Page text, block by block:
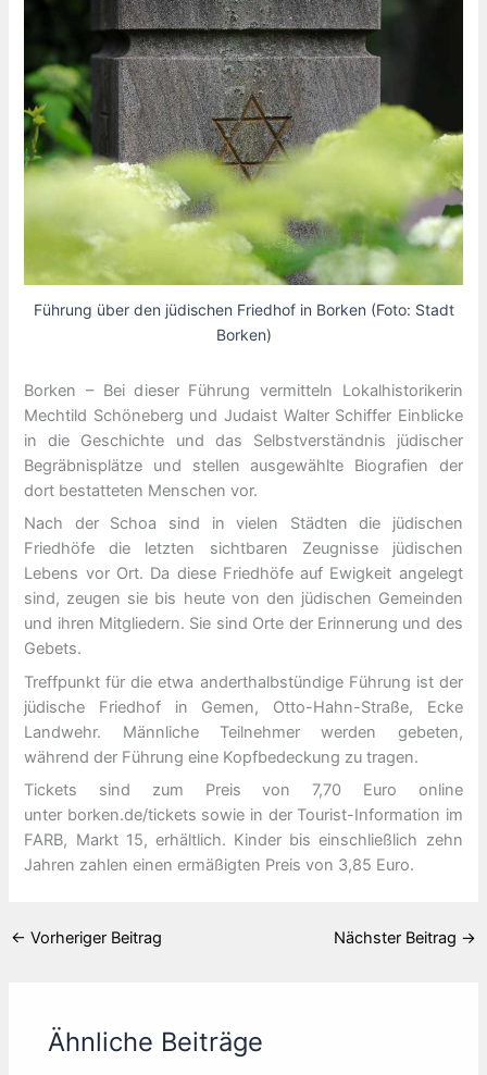
Führung über den jüdischen Friedhof in Borken (Foto: Stadt
Borken)
Borken – Bei dieser Führung vermitteln Lokalhistorikerin
Mechtild Schöneberg und Judaist Walter Schiffer Einblicke
in die Geschichte und das Selbstverständnis jüdischer
Begräbnisplätze und stellen ausgewählte Biografien der
dort bestatteten Menschen vor.
Nach der Schoa sind in vielen Städten die jüdischen
Friedhöfe die letzten sichtbaren Zeugnisse jüdischen
Lebens vor Ort. Da diese Friedhöfe auf Ewigkeit angelegt
sind, zeugen sie bis heute von den jüdischen Gemeinden
und ihren Mitgliedern. Sie sind Orte der Erinnerung und des
Gebets.
Treffpunkt für die etwa anderthalbstündige Führung ist der
jüdische Friedhof in Gemen, Otto-Hahn-Straße, Ecke
Landwehr. Männliche Teilnehmer werden gebeten,
während der Führung eine Kopfbedeckung zu tragen.
Tickets sind zum Preis von 7,70 Euro online
unter borken.de/tickets sowie in der Tourist-Information im
FARB, Markt 15, erhältlich. Kinder bis einschließlich zehn
Jahren zahlen einen ermäßigten Preis von 3,85 Euro.
← Vorheriger Beitrag Nächster Beitrag →
Ähnliche Beiträge